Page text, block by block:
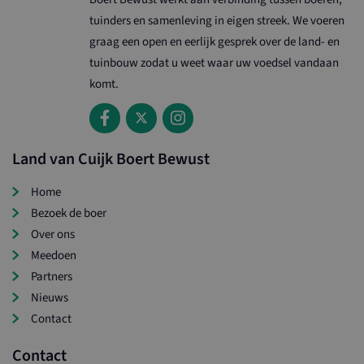
tuinders en samenleving in eigen streek. We voeren
graag een open en eerlijk gesprek over de land- en
tuinbouw zodat u weet waar uw voedsel vandaan
komt.
Land van Cuijk Boert Bewust
Home
Bezoek de boer
Over ons
Meedoen
Partners
Nieuws
Contact
Contact
www.landvancuijkboertbewust.nl
loader www.landvancuijkboertbewust.nl